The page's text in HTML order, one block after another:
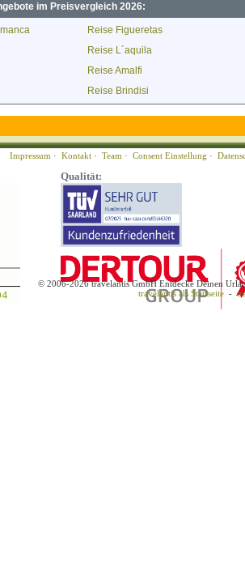
im Preisvergleich 2026:
Reise Figueretas
Reise L´aquila
Reise Amalfi
Reise Brindisi
Impressum · Kontakt · Team · Consent Einstellung ·
Qualität:
© 2006-2026 travelantis GmbH Entdecke Deinen
travelantis als Startseite -